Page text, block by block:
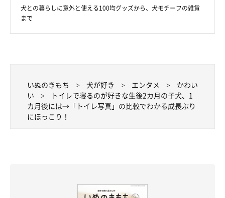
「じつは、むぎちゃんは幼いながら先天性の目の病気を発症して
んでいきたいと思っております。我が家に来てくれてありがと
う！ 夫婦共々幸せです！ コーギー最高！』
犬との暮らしに意外と使える100均グッズから、犬モチーフの雑貨
まで
いぬのきもち 犬が好き エンタメ
かわい
い
トイレで寝るのが好きな生後2カ月の子犬、1
カ月後には→「トイレ写真」の比較でわかる成長ぶり
にほっこり！